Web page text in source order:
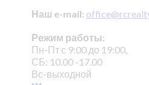
Наш e-mail:
Режим работы:
Пн-Пт с 9:00 до 19:00,
СБ: 10.00 -17.00
Вс-выходной